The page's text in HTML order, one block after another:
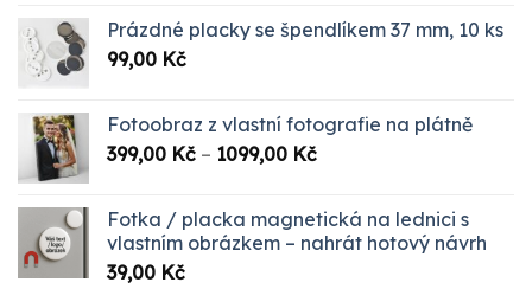
byla:
je:
Prázdné placky se špendlíkem 37 mm, 10 ks
99,00 Kč
Fotoobraz z vlastní fotografie na plátně
399,00 Kč – 1099,00 KčRozpětí
až
1099,00 Kč
Fotka / placka magnetická na lednici s
vlastním obrázkem – nahrát hotový návrh
39,00 Kč